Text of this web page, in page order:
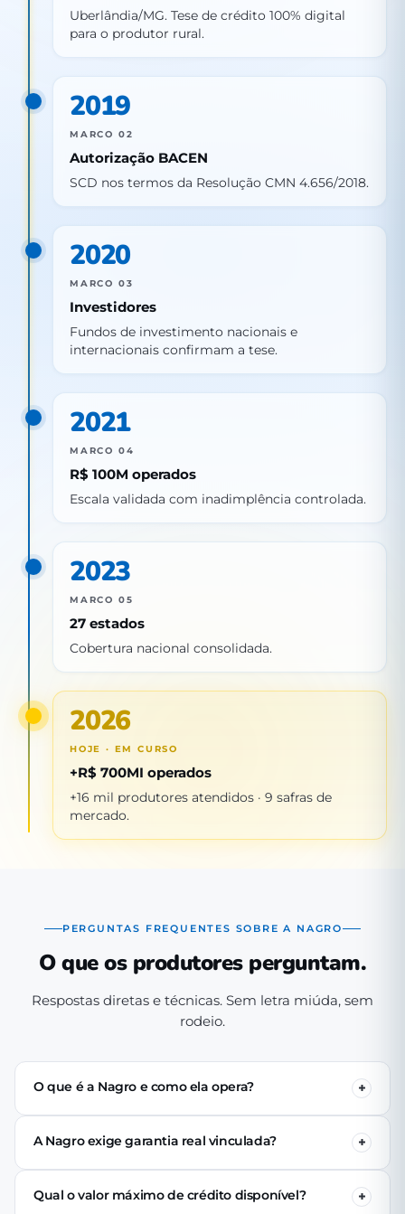
Uberlândia/MG. Tese de crédito 100% digital
para o produtor rural.
2019
MARCO 02
Autorização BACEN
SCD nos termos da Resolução CMN 4.656/2018.
2020
MARCO 03
Investidores
Fundos de investimento nacionais e
internacionais confirmam a tese.
2021
MARCO 04
R$ 100M operados
Escala validada com inadimplência controlada.
2023
MARCO 05
27 estados
Cobertura nacional consolidada.
2026
HOJE · EM CURSO
+R$ 700MI operados
+16 mil produtores atendidos · 9 safras de
mercado.
PERGUNTAS FREQUENTES SOBRE A NAGRO
O que os produtores perguntam.
Respostas diretas e técnicas. Sem letra miúda, sem
rodeio.
O que é a Nagro e como ela opera?
A Nagro é uma Sociedade de Crédito Direto (SCD)
autorizada pelo Banco Central, especializada em crédito
se cadastra pelo app, passa pela análise técnica de perfil
produtivo e (se aprovado) recebe o crédito via PIX em até
A Nagro exige garantia real vinculada?
Não. Nenhuma linha de crédito da Nagro exige penhor
de terra, rebanho ou maquinário. A análise é baseada no
perfil produtivo do tomador — histórico, capacidade de
Qual o valor máximo de crédito disponível?